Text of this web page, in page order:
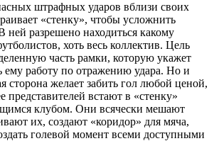
штрафных ударов вблизи своих
«стенку», чтобы усложнить
ней разрешено находиться какому
хоть весь коллектив. Цель
часть рамки, которую укажет
ему работу по отражению удара. Но и
сторона желает забить гол любой ценой,
представителей встают в «стенку»
клубом. Они всячески мешают
их, создают «коридор» для мяча,
голевой момент всеми доступными